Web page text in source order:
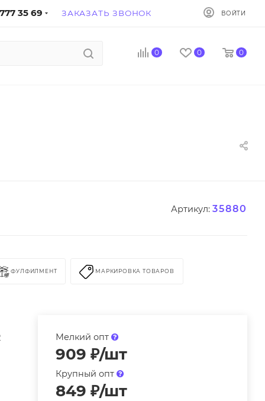
35 69 ЗАКАЗАТЬ ЗВОНОК ВОЙТИ
0 0 0
Артикул: 35880
ФУЛФИЛМЕНТ МАРКИРОВКА ТОВАРОВ
Мелкий опт
909 ₽/шт
Крупный опт
849 ₽/шт